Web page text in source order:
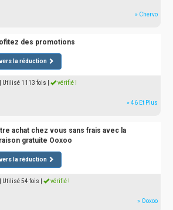
» Chervo
des promotions
la réduction
| Utilisé 1113 fois vérifié !
» 46 Et Plus
achat chez vous sans frais avec la
gratuite Ooxoo
la réduction
| Utilisé 54 fois vérifié !
» Ooxoo